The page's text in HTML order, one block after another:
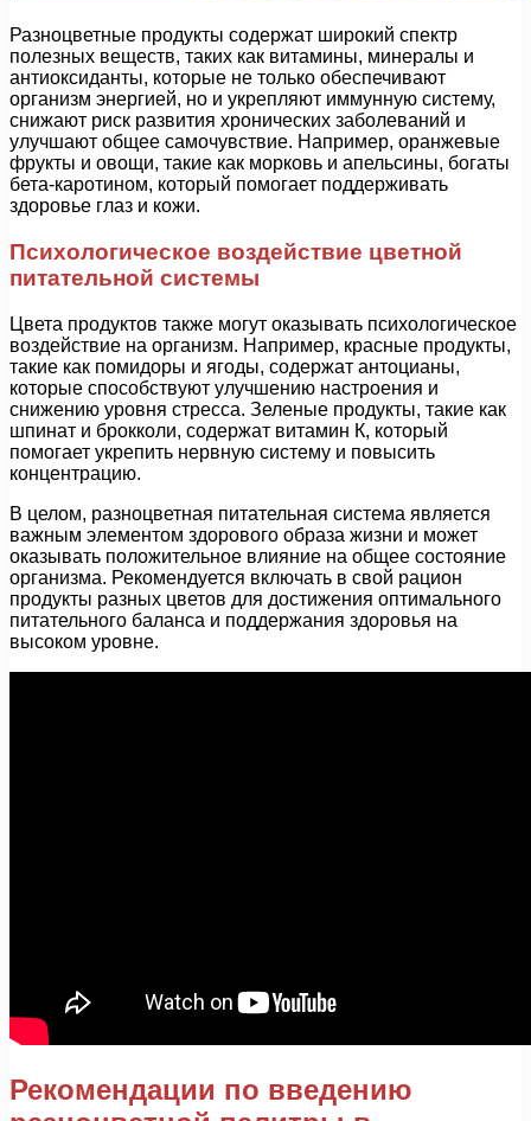
Разноцветные продукты содержат широкий спектр
полезных веществ, таких как витамины, минералы и
антиоксиданты, которые не только обеспечивают
организм энергией, но и укрепляют иммунную систему,
снижают риск развития хронических заболеваний и
улучшают общее самочувствие. Например, оранжевые
фрукты и овощи, такие как морковь и апельсины, богаты
бета-каротином, который помогает поддерживать
здоровье глаз и кожи.
Психологическое воздействие цветной
питательной системы
Цвета продуктов также могут оказывать психологическое
воздействие на организм. Например, красные продукты,
такие как помидоры и ягоды, содержат антоцианы,
которые способствуют улучшению настроения и
снижению уровня стресса. Зеленые продукты, такие как
шпинат и брокколи, содержат витамин К, который
помогает укрепить нервную систему и повысить
концентрацию.
В целом, разноцветная питательная система является
важным элементом здорового образа жизни и может
оказывать положительное влияние на общее состояние
организма. Рекомендуется включать в свой рацион
продукты разных цветов для достижения оптимального
питательного баланса и поддержания здоровья на
высоком уровне.
Рекомендации по введению